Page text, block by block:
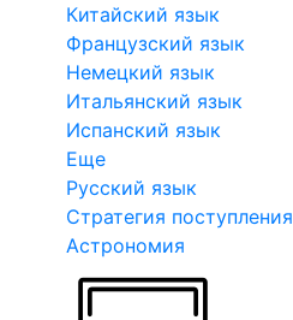
Китайский язык
Французский язык
Немецкий язык
Итальянский язык
Испанский язык
Еще
Русский язык
Стратегия поступления
Астрономия